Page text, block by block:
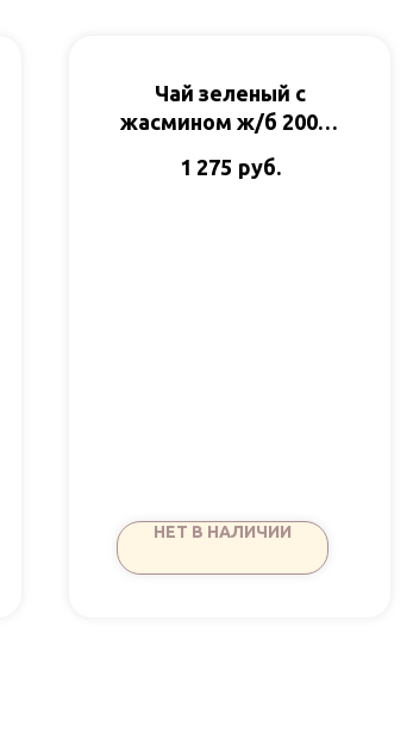
Чай зеленый с
жасмином ж/б 200гр
1 275 руб.
НЕТ В НАЛИЧИИ